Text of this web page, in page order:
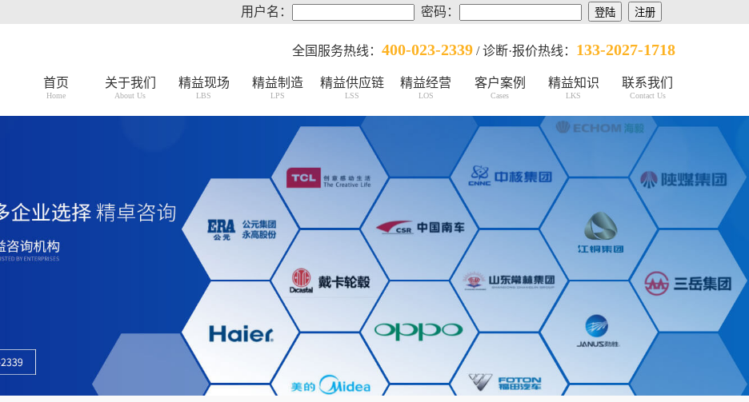
用户名： 密码：
全国服务热线： 400-023-2339 / 诊断·报价热线： 133-2027-1718
首页
Home
关于我们
About Us
精益现场
LBS
精益制造
LPS
精益供应链
LSS
精益经营
LOS
客户案例
Cases
精益知识
LKS
联系我们
Contact Us